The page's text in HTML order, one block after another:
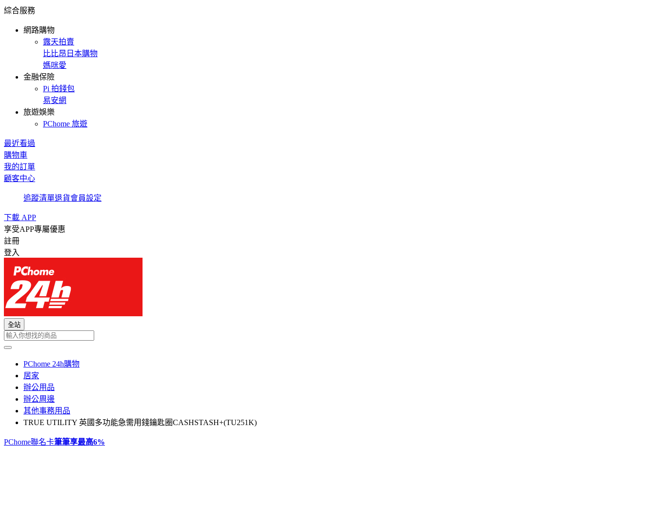
綜合服務
網路購物
露天拍賣
比比昂日本購物
媽咪愛
金融保險
Pi 拍錢包
易安網
旅遊娛樂
PChome 旅遊
最近看過
購物車
我的訂單
顧客中心
追蹤清單退貨會員設定
下載 APP
享受APP專屬優惠
註冊
登入
全站
PChome 24h購物
居家
辦公用品
辦公周邊
其他事務用品
TRUE UTILITY 英國多功能急需用錢鑰匙圈CASHSTASH+(TU251K)
PChome聯名卡筆筆享最高6%